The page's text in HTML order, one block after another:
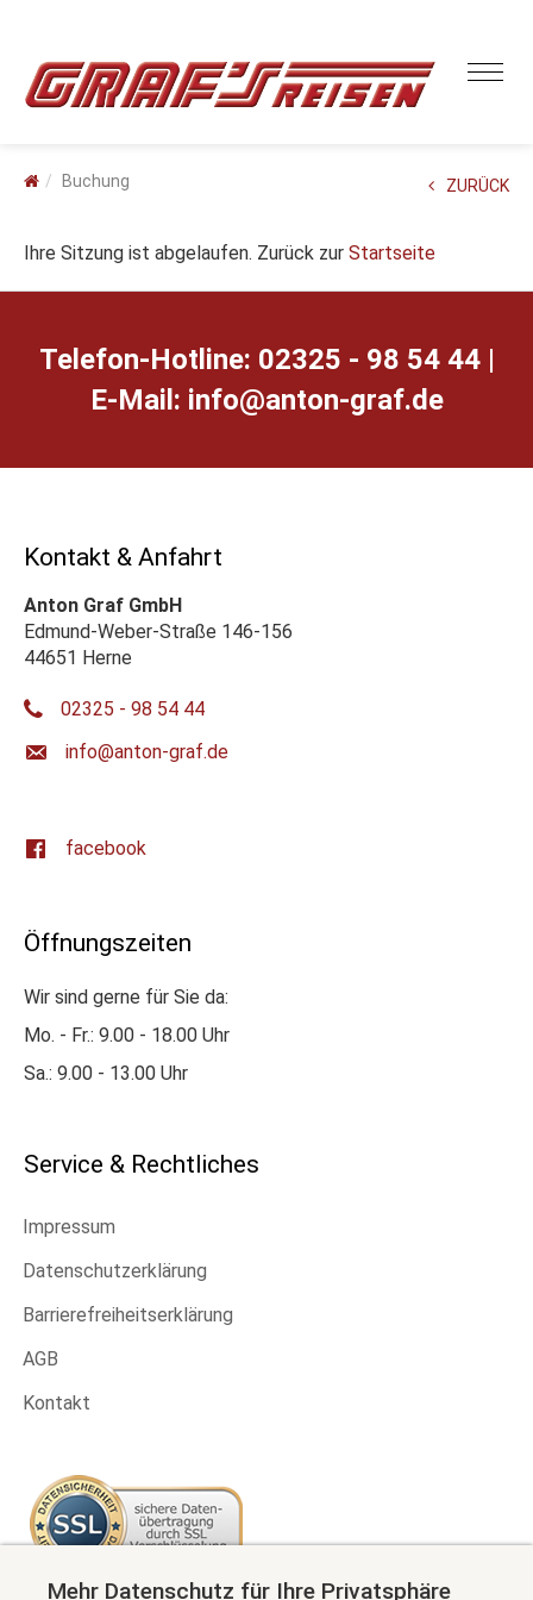
Buchung ZURÜCK
Ihre Sitzung ist abgelaufen. Zurück zur Startseite
Telefon-Hotline: 02325 - 98 54 44 |
E-Mail: ed.farg-notna@ofni
Kontakt & Anfahrt
Anton Graf GmbH
Edmund-Weber-Straße 146-156
44651 Herne
02325 - 98 54 44
ed.farg-notna@ofni
facebook
Öffnungszeiten
Wir sind gerne für Sie da:
Mo. - Fr.: 9.00 - 18.00 Uhr
Sa.: 9.00 - 13.00 Uhr
Service & Rechtliches
Impressum
Datenschutzerklärung
Barrierefreiheitserklärung
AGB
Kontakt
Mehr Datenschutz für Ihre Privatsphäre